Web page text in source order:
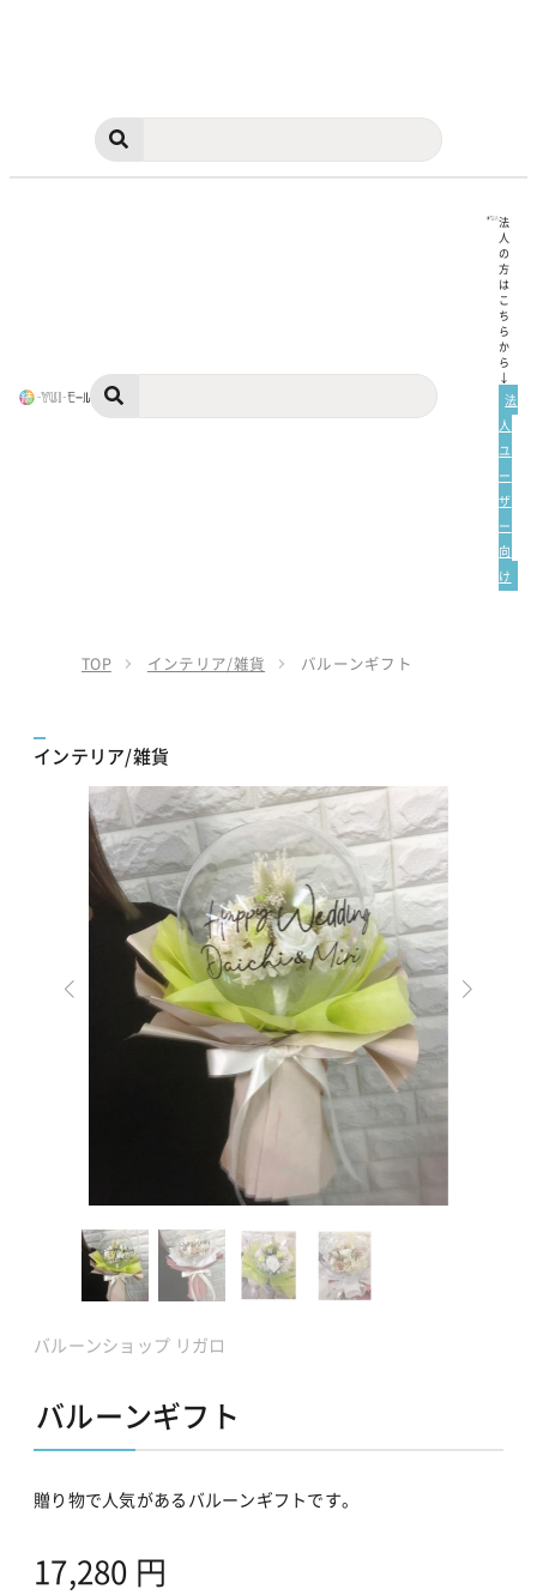
法
人
の
方
は
こ
ち
ら
か
ら
↓
法
人
ユ
ー
ザ
ー
向
け
TOP インテリア/雑貨 バルーンギフト
インテリア/雑貨
バルーンショップ リガロ
バルーンギフト
贈り物で人気があるバルーンギフトです。
17,280 円